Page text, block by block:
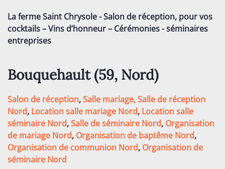
La ferme Saint Chrysole - Salon de réception, pour vos
cocktails – Vins d’honneur – Cérémonies - séminaires
entreprises
Bouquehault (59, Nord)
Salon de réception,Salle mariage,Salle de réception
Nord, Location salle mariage Nord, Location salle
séminaire Nord,Salle de séminaire Nord, Organisation
de mariage Nord, Organisation de baptême Nord,
Organisation de communion Nord, Organisation de
séminaire Nord